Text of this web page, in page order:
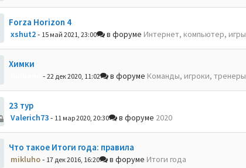
Forza Horizon 4
xshut2- 15 май 2021, 23:00 в форуме Интернет, компьютер, игры
Химки
- 22 дек 2020, 11:02 в форуме Команды, игроки, тренеры
23 тур
Valerich73- 11 мар 2020, 20:30 в форуме 2020
Что такое Итоги года: правила
mikluho- 17 дек 2016, 16:20 в форуме Итоги года